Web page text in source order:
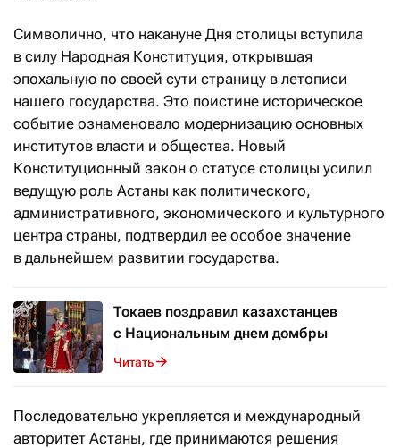
Символично, что накануне Дня столицы вступила
в силу Народная Конституция, открывшая
эпохальную по своей сути страницу в летописи
нашего государства. Это поистине историческое
событие ознаменовало модернизацию основных
институтов власти и общества. Новый
Конституционный закон о статусе столицы усилил
ведущую роль Астаны как политического,
административного, экономического и культурного
центра страны, подтвердил ее особое значение
в дальнейшем развитии государства.
Токаев поздравил казахстанцев
с Национальным днем домбры
Читать
Последовательно укрепляется и международный
авторитет Астаны, где принимаются решения